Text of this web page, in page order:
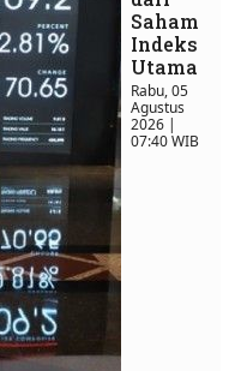
Saham
Indeks
Utama
Rabu, 05
Agustus
2026 |
07:40 WIB